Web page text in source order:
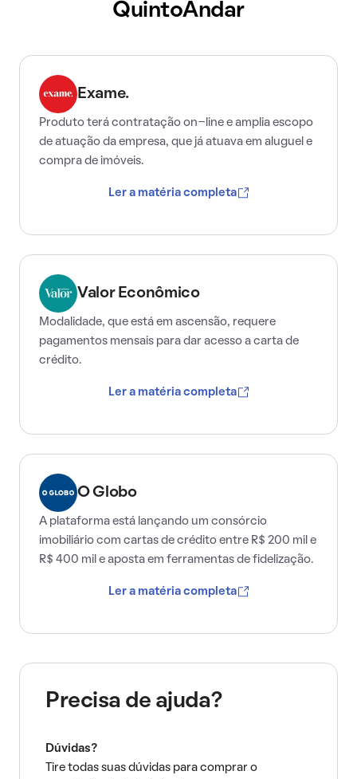
QuintoAndar
Exame.
Produto terá contratação on-line e amplia escopo
de atuação da empresa, que já atuava em aluguel e
compra de imóveis.
Ler a matéria completa
Valor Econômico
Modalidade, que está em ascensão, requere
pagamentos mensais para dar acesso a carta de
crédito.
Ler a matéria completa
O Globo
A plataforma está lançando um consórcio
imobiliário com cartas de crédito entre R$ 200 mil e
R$ 400 mil e aposta em ferramentas de fidelização.
Ler a matéria completa
Precisa de ajuda?
Dúvidas?
Tire todas suas dúvidas para comprar o